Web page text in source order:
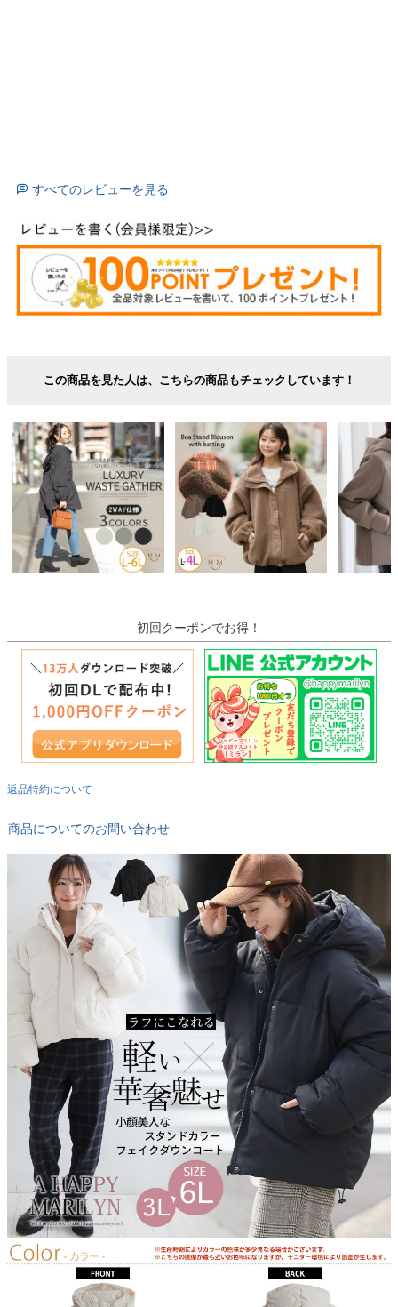
すべてのレビューを見る
この商品を見た人は、こちらの商品もチェックしています！
初回クーポンでお得！
返品特約について
商品についてのお問い合わせ